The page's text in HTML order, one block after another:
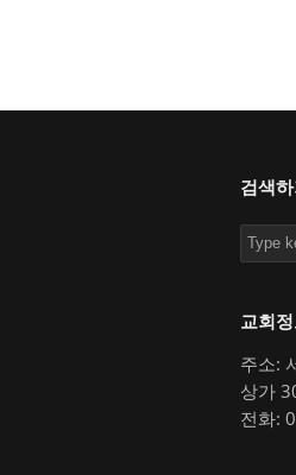
검색
교회
주소:
상가
전화: